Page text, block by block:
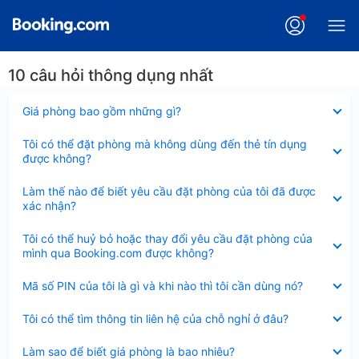
10 câu hỏi thông dụng nhất
Giá phòng bao gồm những gì?
thu
Tôi có thể đặt phòng mà không dùng đến thẻ tín dụng
được không?
thu
gọn
Làm thế nào để biết yêu cầu đặt phòng của tôi đã được
xác nhận?
thu
gọn
Tôi có thể huỷ bỏ hoặc thay đổi yêu cầu đặt phòng của
mình qua Booking.com được không?
thu
gọn
Mã số PIN của tôi là gì và khi nào thì tôi cần dùng nó?
thu
Tôi có thể tìm thông tin liên hệ của chỗ nghỉ ở đâu?
thu
Làm sao để biết giá phòng là bao nhiêu?
thu